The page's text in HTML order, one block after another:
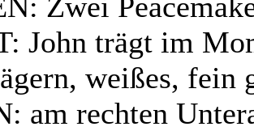
John trägt im
weißes, fein
am rechten